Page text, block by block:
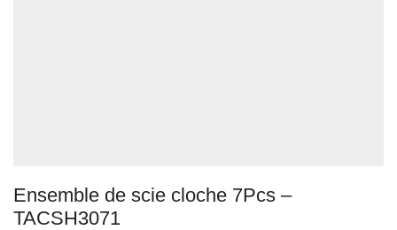
Ensemble de scie cloche 7Pcs –
TACSH3071